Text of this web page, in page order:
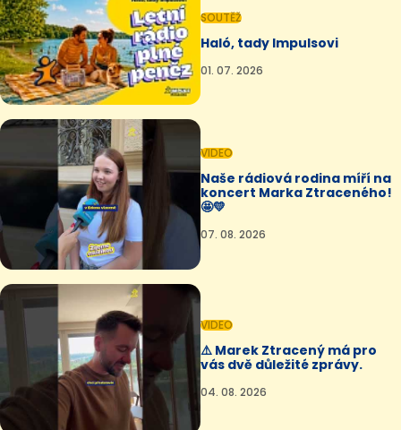
SOUTĚŽ
Haló, tady Impulsovi
01. 07. 2026
VIDEO
Naše rádiová rodina míří na
koncert Marka Ztraceného!
🤩💛
07. 08. 2026
VIDEO
⚠️ Marek Ztracený má pro
vás dvě důležité zprávy.
04. 08. 2026